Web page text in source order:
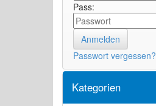
Pass:
Passwort vergessen?
Kategorien